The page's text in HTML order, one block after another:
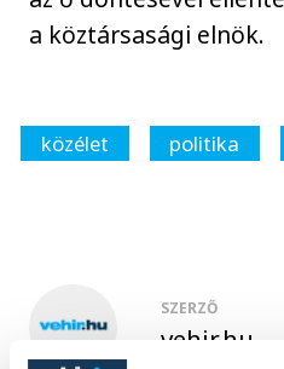
a köztársasági elnök.
közélet politika
SZERZŐ
vehir.hu